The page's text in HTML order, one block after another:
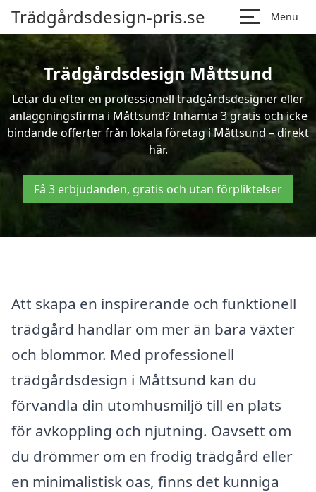
Trädgårdsdesign-pris.se Menu
Trädgårdsdesign Måttsund
Letar du efter en professionell trädgårdsdesigner eller
anläggningsfirma i Måttsund? Inhämta 3 gratis och icke
bindande offerter från lokala företag i Måttsund – direkt
här.
Få 3 erbjudanden, gratis och utan förpliktelser
Att skapa en inspirerande och funktionell
trädgård handlar om mer än bara växter
och blommor. Med professionell
trädgårdsdesign i Måttsund kan du
förvandla din utomhusmiljö till en plats
för avkoppling och njutning. Oavsett om
du drömmer om en frodig trädgård eller
en minimalistisk oas, finns det kunniga